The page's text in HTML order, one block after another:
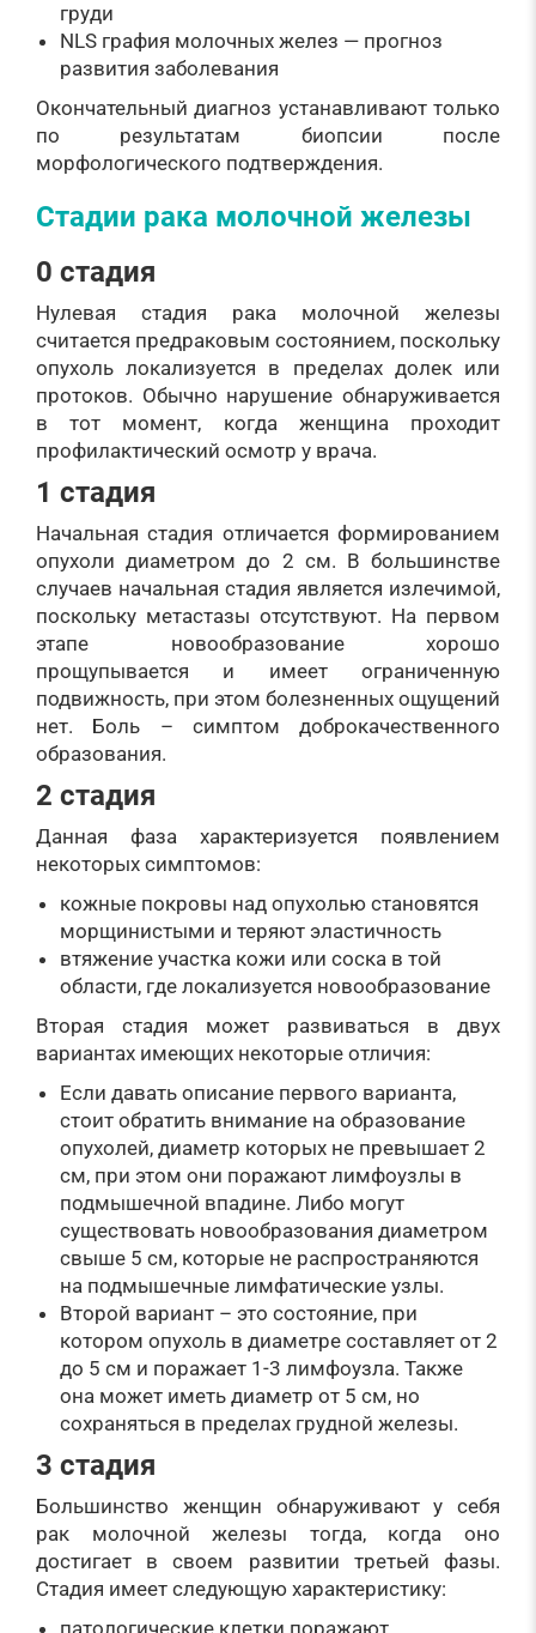
груди
NLS графия молочных желез — прогноз
развития заболевания
Окончательный диагноз устанавливают только
по результатам биопсии после
морфологического подтверждения.
Стадии рака молочной железы
0 стадия
Нулевая стадия рака молочной железы
считается предраковым состоянием, поскольку
опухоль локализуется в пределах долек или
протоков. Обычно нарушение обнаруживается
в тот момент, когда женщина проходит
профилактический осмотр у врача.
1 стадия
Начальная стадия отличается формированием
опухоли диаметром до 2 см. В большинстве
случаев начальная стадия является излечимой,
поскольку метастазы отсутствуют. На первом
этапе новообразование хорошо
прощупывается и имеет ограниченную
подвижность, при этом болезненных ощущений
нет. Боль – симптом доброкачественного
образования.
2 стадия
Данная фаза характеризуется появлением
некоторых симптомов:
кожные покровы над опухолью становятся
морщинистыми и теряют эластичность
втяжение участка кожи или соска в той
области, где локализуется новообразование
Вторая стадия может развиваться в двух
вариантах имеющих некоторые отличия:
Если давать описание первого варианта,
стоит обратить внимание на образование
опухолей, диаметр которых не превышает 2
см, при этом они поражают лимфоузлы в
подмышечной впадине. Либо могут
существовать новообразования диаметром
свыше 5 см, которые не распространяются
на подмышечные лимфатические узлы.
Второй вариант – это состояние, при
котором опухоль в диаметре составляет от 2
до 5 см и поражает 1-3 лимфоузла. Также
она может иметь диаметр от 5 см, но
сохраняться в пределах грудной железы.
3 стадия
Большинство женщин обнаруживают у себя
рак молочной железы тогда, когда оно
достигает в своем развитии третьей фазы.
Стадия имеет следующую характеристику: